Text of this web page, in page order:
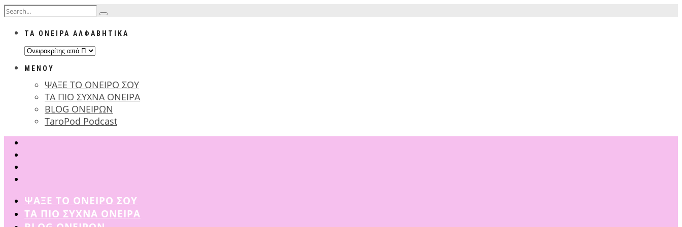
ΤΑ ΟΝΕΙΡΑ ΑΛΦΑΒΗΤΙΚΑ
ΤΑ
ΑΛΦΑΒΗΤΙΚΑ
ΜΕΝΟΥ
ΨΑΞΕ ΤΟ ΟΝΕΙΡΟ ΣΟΥ
ΤΑ ΠΙΟ ΣΥΧΝΑ ΟΝΕΙΡΑ
BLOG ΟΝΕΙΡΩΝ
TaroPod Podcast
ΨΑΞΕ ΤΟ ΟΝΕΙΡΟ ΣΟΥ
ΤΑ ΠΙΟ ΣΥΧΝΑ ΟΝΕΙΡΑ